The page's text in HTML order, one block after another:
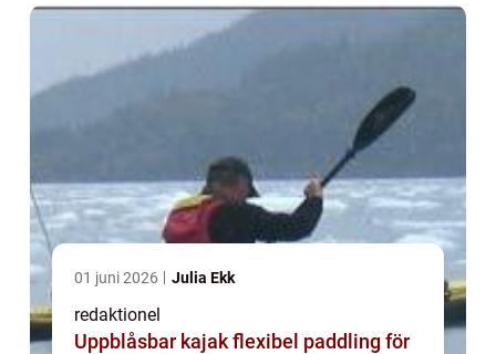
och n...
01 juni 2026 Julia Ekk
redaktionel
Uppblåsbar kajak flexibel paddling för